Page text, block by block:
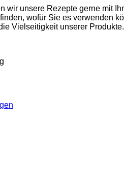
wir unsere Rezepte gerne mit
wofür Sie es verwenden
Vielseitigkeit unserer Produkte.